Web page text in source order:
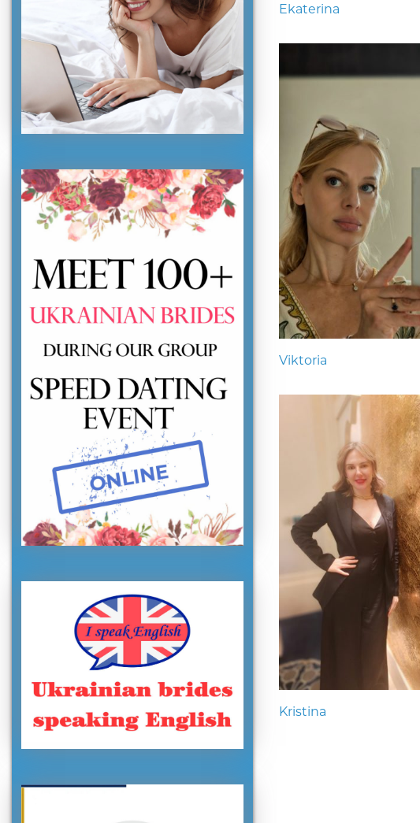
Ekaterina
Viktoria
Kristina